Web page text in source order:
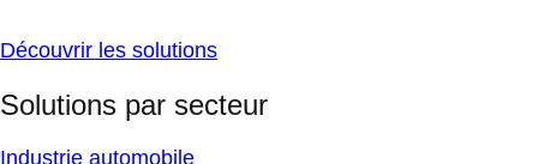
Découvrir les solutions
Solutions par secteur
Industrie automobile